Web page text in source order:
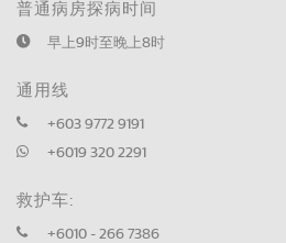
普通病房探病时间
早上9时至晚上8时
通用线
+603 9772 9191
+6019 320 2291
救护车:
+6010 - 266 7386